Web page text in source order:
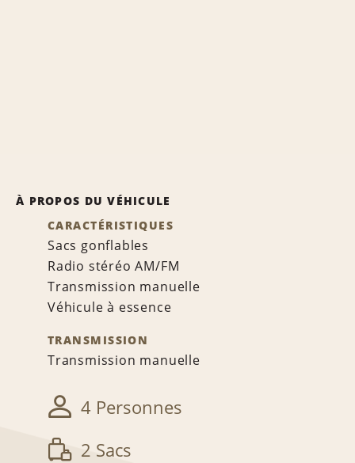
À PROPOS DU VÉHICULE
CARACTÉRISTIQUES
Sacs gonflables
Radio stéréo AM/FM
Transmission manuelle
Véhicule à essence
TRANSMISSION
Transmission manuelle
4 Personnes
2 Sacs